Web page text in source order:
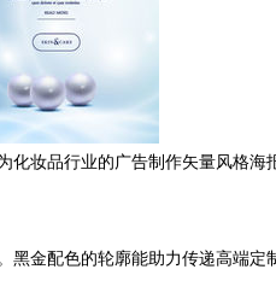
妆品行业的广告制作矢量风格
金配色的轮廓能助力传递高端